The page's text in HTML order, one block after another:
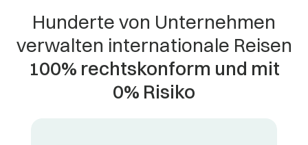
Hunderte von Unternehmen
verwalten internationale Reisen
100% rechtskonform und mit
0% Risiko